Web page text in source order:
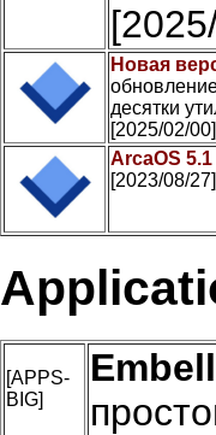
Новая
десятки
[2025/02/00]
ArcaOS
[2023/08/27]
[APPS-
BIG]